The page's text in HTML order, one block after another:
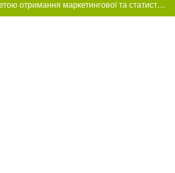
Цей сайт використовує «cookies». Також веб-сайт використовує інтернет-сервіс для збору технічних даних стосовно відвідувачів з метою отримання маркетингової та статистичної інформації. Умови обробки даних відвідувачів сайту див.